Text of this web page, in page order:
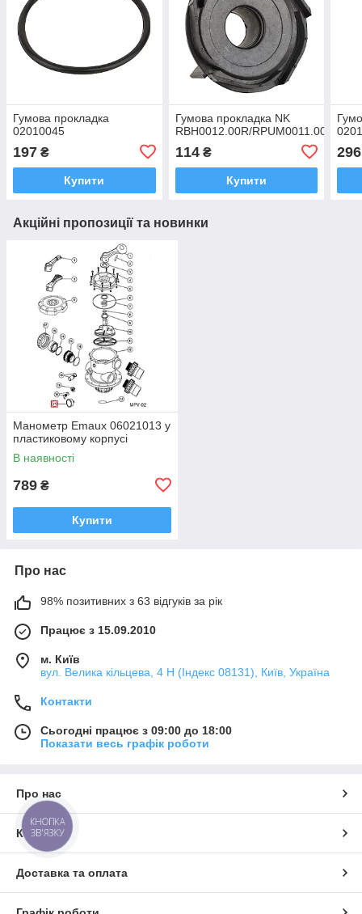
Гумова прокладка
02010045
197 ₴
Купити
Гумова прокладка NK
RBH0012.00R/RPUM0011.00R
114₴
Купити
296
Акційні пропозиції та новинки
Манометр Emaux 06021013 у
пластиковому корпусі
В наявності
789 ₴
Купити
Про нас
98% позитивних з 63 відгуків за рік
Працює з 15.09.2010
м. Київ
вул. Велика кільцева, 4 Н (Індекс 08131), Київ, Україна
Контакти
Сьогодні працює з 09:00 до 18:00
Показати весь графік роботи
Про нас
Контакти
Доставка та оплата
КНОПКА
ЗВ'ЯЗКУ